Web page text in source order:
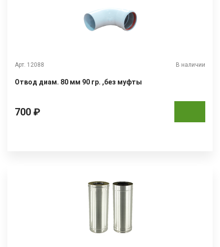
Арт. 12088 В наличии
Отвод диам. 80 мм 90 гр. ,без муфты
700 ₽